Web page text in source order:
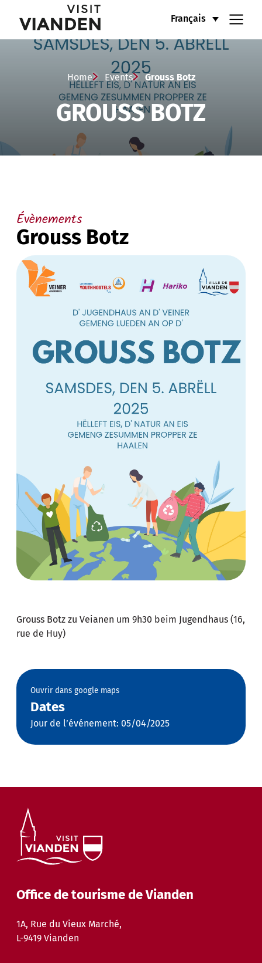
Français
Grouss
Botz
Menu
navigation
principal
Home Events Grouss Botz
GROUSS BOTZ
Évènements
Grouss Botz
Grouss Botz zu Veianen um 9h30 beim Jugendhaus (16,
rue de Huy)
Ouvrir dans google maps
Dates
Jour de l’événement: 05/04/2025
Office de tourisme de Vianden
1A, Rue du Vieux Marché,
L-9419 Vianden